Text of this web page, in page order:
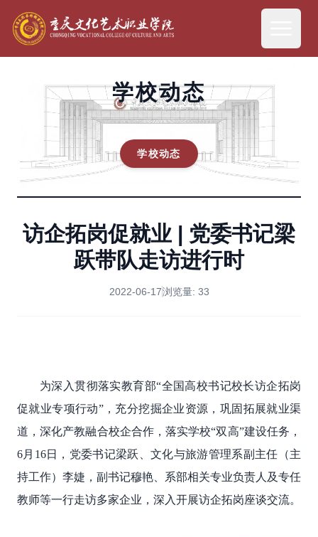
学校动态
学校动态
访企拓岗促就业 | 党委书记梁
跃带队走访进行时
2022-06-17浏览量: 33
为深入贯彻落实教育部“全国高校书记校长访企拓岗
促就业专项行动”，充分挖掘企业资源，巩固拓展就业渠
道，深化产教融合校企合作，落实学校“双高”建设任务，
6月16日，党委书记梁跃、文化与旅游管理系副主任（主
持工作）李婕，副书记穆艳 、系部相关专业负责人及专任
教师等一行走访多家企业，深入开展访企拓岗座谈交流。